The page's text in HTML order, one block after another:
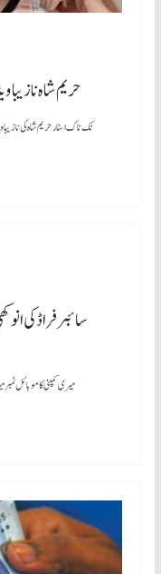
حریم شاہ
ٹک ٹاک اسٹار حریم شاہ کی
سائبر فراڈ کی
‘میری کمپنی کا موبائل